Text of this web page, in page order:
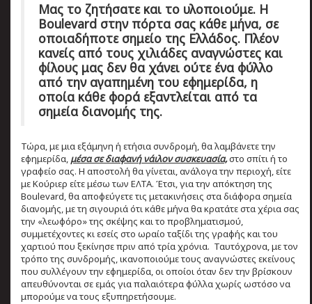
Μας το ζητήσατε και το υλοποιούμε. Η
Boulevard στην πόρτα σας κάθε μήνα, σε
οποιαδήποτε σημείο της Ελλάδος. Πλέον
κανείς από τους χιλιάδες αναγνώστες και
φίλους μας δεν θα χάνει ούτε ένα φύλλο
από την αγαπημένη του εφημερίδα, η
οποία κάθε φορά εξαντλείται από τα
σημεία διανομής της.
Τώρα, με μια εξάμηνη ή ετήσια συνδρομή, θα λαμβάνετε την
εφημερίδα, μέσα σε διαφανή νάιλον συσκευασία,στο σπίτι ή το
γραφείο σας. Η αποστολή θα γίνεται, ανάλογα την περιοχή, είτε
με Κούριερ είτε μέσω των ΕΛΤΑ. Έτσι, για την απόκτηση της
Boulevard, θα αποφεύγετε τις μετακινήσεις στα διάφορα σημεία
διανομής, με τη σιγουριά ότι κάθε μήνα θα κρατάτε στα χέρια σας
την «λεωφόρο» της σκέψης και το προβληματισμού,
συμμετέχοντες κι εσείς στο ωραίο ταξίδι της γραφής και του
χαρτιού που ξεκίνησε πριν από τρία χρόνια. Ταυτόχρονα, με τον
τρόπο της συνδρομής, ικανοποιούμε τους αναγνώστες εκείνους
που συλλέγουν την εφημερίδα, οι οποίοι όταν δεν την βρίσκουν
απευθύνονται σε εμάς για παλαιότερα φύλλα χωρίς ωστόσο να
μπορούμε να τους εξυπηρετήσουμε.